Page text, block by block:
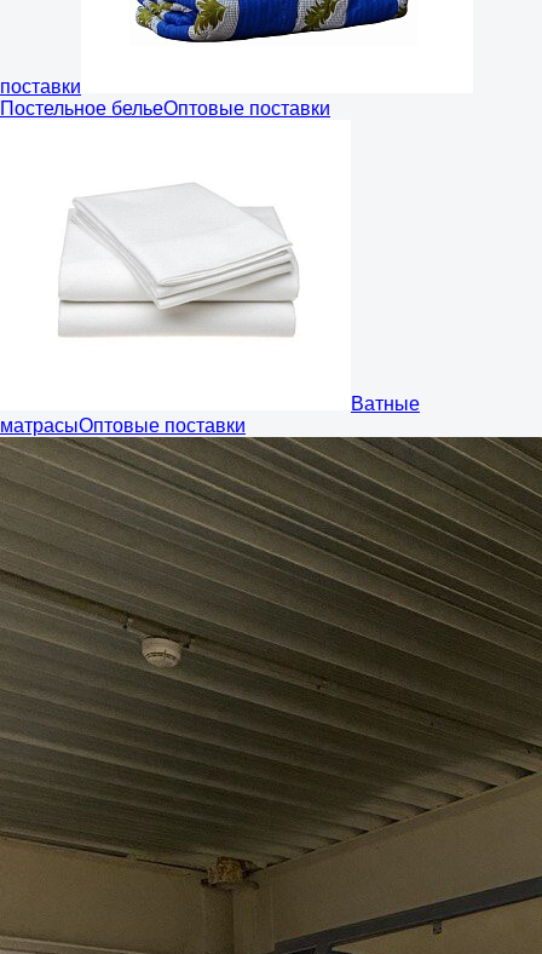
поставки
Постельное бельеОптовые поставки
Ватные
матрасыОптовые поставки